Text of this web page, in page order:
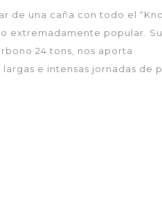
de una caña con todo el
extremadamente popular. Su
24 tons, nos aporta
e intensas jornadas de